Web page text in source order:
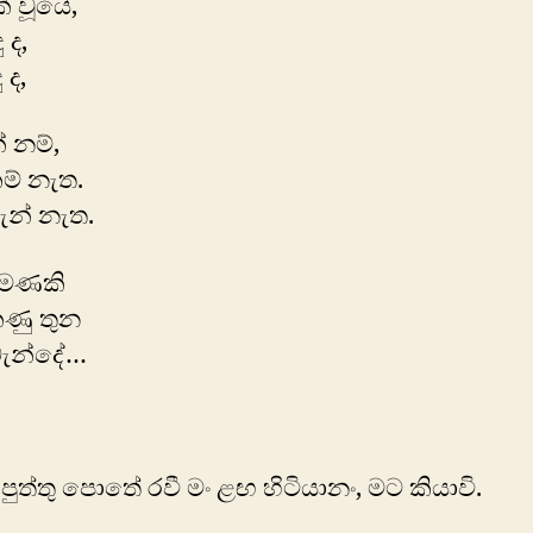
වූයේ,
නම්,
නැත.
නැත.
තුන
පොතේ රවී මං ළඟ හිටියානං, මට කියාවි.